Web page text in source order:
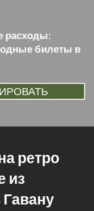
расходы:
билеты в
ретро
из